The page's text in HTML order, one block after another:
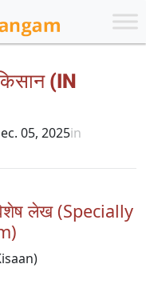
(IN
05, 2025in
लेख (Specially